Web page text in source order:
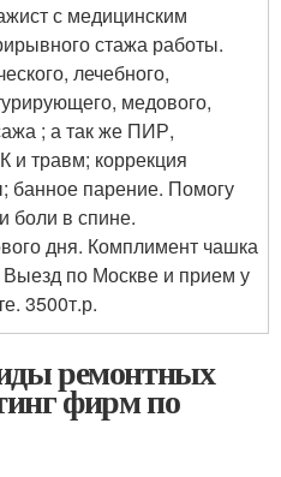
с медицинским
стажа работы.
лечебного,
медового,
; а так же ПИР,
и травм; коррекция
парение. Помогу
боли в спине.
дня. Комплимент чашка
по Москве и прием у
3500т.р.
ремонтных
фирм по